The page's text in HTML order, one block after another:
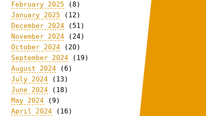
February 2025 (8)
January 2025 (12)
December 2024 (51)
November 2024 (24)
October 2024 (20)
September 2024 (19)
August 2024 (6)
July 2024 (13)
June 2024 (18)
May 2024 (9)
April 2024 (16)